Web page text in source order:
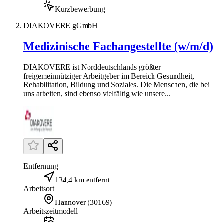
Kurzbewerbung
DIAKOVERE gGmbH
Medizinische Fachangestellte (w/m/d)
DIAKOVERE ist Norddeutschlands größter
freigemeinnütziger Arbeitgeber im Bereich Gesundheit,
Rehabilitation, Bildung und Soziales. Die Menschen, die bei
uns arbeiten, sind ebenso vielfältig wie unsere...
Entfernung
134,4 km entfernt
Arbeitsort
Hannover (30169)
Arbeitszeitmodell